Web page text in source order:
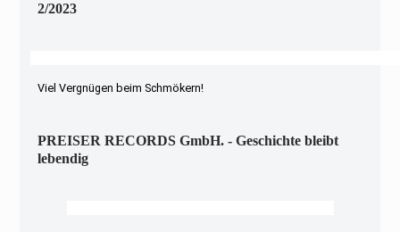
2/2023
Viel Vergnügen beim Schmökern!
PREISER RECORDS GmbH. - Geschichte bleibt
lebendig